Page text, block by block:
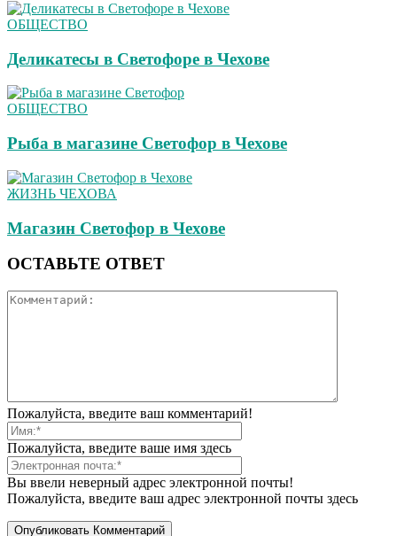
ОБЩЕСТВО
Деликатесы в Светофоре в Чехове
ОБЩЕСТВО
Рыба в магазине Светофор в Чехове
ЖИЗНЬ ЧЕХОВА
Магазин Светофор в Чехове
ОСТАВЬТЕ ОТВЕТ
Пожалуйста, введите ваш комментарий!
Пожалуйста, введите ваше имя здесь
Вы ввели неверный адрес электронной почты!
Пожалуйста, введите ваш адрес электронной почты здесь